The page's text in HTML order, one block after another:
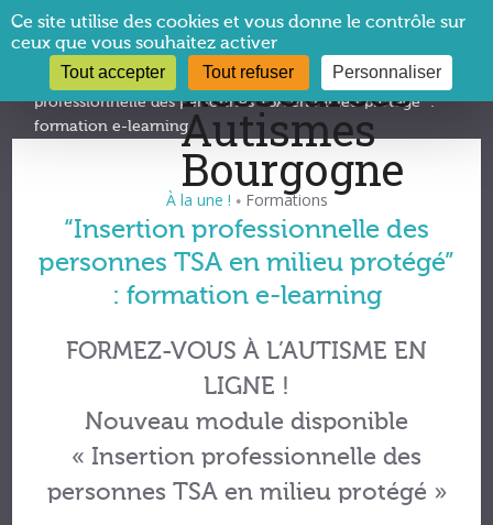
Vous êtes ici :CRA Bourgogne→Formations→ “Insertion
professionnelle des personnes TSA en milieu protégé” :
formation e-learning
À la une ! • Formations
“Insertion professionnelle des
personnes TSA en milieu protégé”
: formation e-learning
FORMEZ-VOUS À L’AUTISME EN
LIGNE !
Nouveau module disponible
« Insertion professionnelle des
personnes TSA en milieu protégé »
Panneau de gestion des cookies
Ce site utilise des cookies et vous donne le contrôle sur
ceux que vous souhaitez activer
Tout accepter Tout refuser Personnaliser